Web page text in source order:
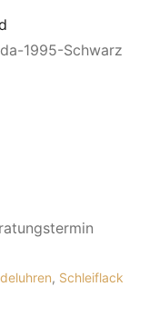
1995-Schwarz
, Schleiflack